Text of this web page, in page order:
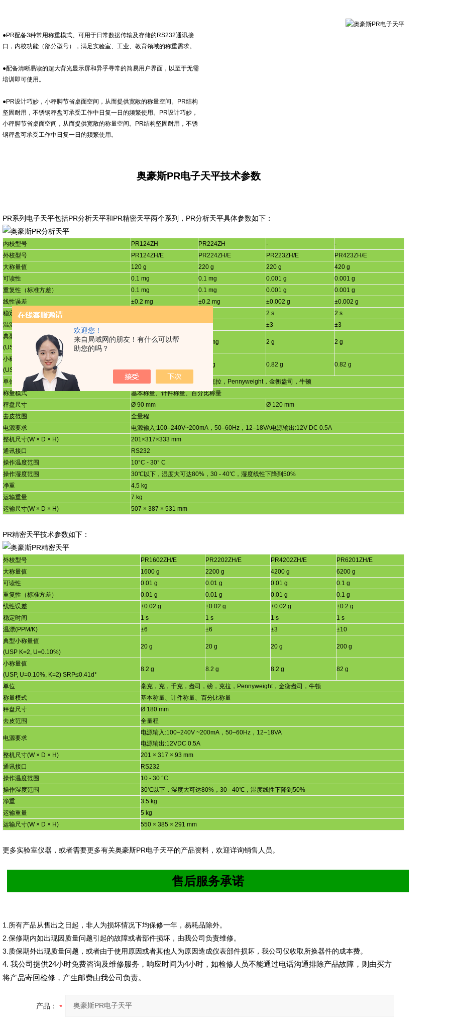
欢迎您！
来自局域网的朋友！有什么可以帮
助您的吗？
●PR配备3种常用称重模式、可用于日常数据传输及存储的 RS232通讯接
口，内校功能（部分型号），满足实验室、工业、教育领域的称重需求。
●配备清晰易读的超大背光显示屏和异乎寻常的简易用户界面，以至于无需
培训即可使用。
●PR设计巧妙，小秤脚节省桌面空间，从而提供宽敞的称量空间。 PR结构
坚固耐用，不锈钢秤盘可承受工作中日复一日的频繁使用。
PR设计巧妙，
小秤脚节省桌面空间，从而提供宽敞的称量空间。
PR结构坚固耐用，不锈
钢秤盘可承受工作中日复一日的频繁使用。
奥豪斯PR电子天平技术参数
PR系列电子天平包括PR分析天平和PR精密天平两个系列， PR分析天平具体参数如下：
内校型号 PR124ZH PR224ZH -
-
外校型号
PR124ZH/E PR224ZH/E PR223ZH/E
PR423ZH/E
大称量值
120 g 220 g 220 g
420 g
可读性
0.1 mg 0.1 mg 0.001 g
0.001 g
重复性（标准方差）
0.1 mg 0.1 mg 0.001 g
0.001 g
线性误差
±0.2 mg ±0.2 mg ±0.002 g ±0.002 g
稳定时间
2 s
2 s
温漂(PPM/K) ±3 ±3 ±3 ±3
典型小称量值
(USP K=2, U=0.10%)
200 mg 200 mg 2 g 2 g
小称量值
(USP, U=0.10%, K=2) SRP
82 mg 0.82 g 0.82 g
单位 毫克，克，千克，盎司，磅，克拉， Pennyweight，金衡盎司，牛顿
称量模式
基本称量、计件称量、百分比称量
秤盘尺寸
Ø 90 mm
Ø 120 mm
去皮范围
全量程
电源要求
电源输入 :100–240V~200mA ， 50–60Hz ， 12–18VA电源输出 :12V DC 0.5A
整机尺寸(W × D × H) 201×317×333 mm
通讯接口
RS232
操作温度范围
10°C - 30° C
操作湿度范围
30℃以下，湿度大可达80% ， 30 - 40℃，湿度线性下降到 50%
净重
4.5 kg
运输重量
7 kg
运输尺寸(W × D × H) 507 × 387 × 531 mm
PR精密天平技术参数如下：
外校型号 PR1602ZH/E PR2202ZH/E PR4202ZH/E
PR6201ZH/E
大称量值
1600 g 2200 g 4200 g
6200 g
可读性
0.01 g 0.01 g 0.01 g
0.1 g
重复性（标准方差）
0.01 g 0.01 g 0.01 g
0.1 g
线性误差
±0.02 g ±0.02 g ±0.02 g ±0.2 g
稳定时间
1 s 1 s 1 s
1 s
温漂(PPM/K) ±6 ±6 ±3 ±10
典型小称量值
(USP K=2, U=0.10%)
20 g 20 g 20 g 200 g
小称量值
(USP, U=0.10%, K=2) SRP≤0.41d*
8.2 g 8.2 g 8.2 g 82 g
单位 毫克，克，千克，盎司，磅，克拉， Pennyweight，金衡盎司，牛顿
称量模式
基本称量、计件称量、百分比称量
秤盘尺寸
Ø 180 mm
去皮范围
全量程
电源要求
电源输入 :100–240V ~200mA ， 50–60Hz ， 12–18VA
电源输出 :12VDC 0.5A
整机尺寸(W × D × H) 201 × 317 × 93 mm
通讯接口
RS232
操作温度范围
10 - 30 °C
操作湿度范围
30℃以下，湿度大可达80% ， 30 - 40℃，湿度线性下降到 50%
净重
3.5 kg
运输重量
5 kg
运输尺寸(W × D × H) 550 × 385 × 291 mm
更多实验室仪器，或者需要更多有关奥豪斯PR电子天平的产品资料，欢迎详询销售人员。
售后服务承诺
1. 所有产品从售出之日起，非人为损坏情况下均保修一年，易耗品除外。
2. 保修期内如出现因质量问题引起的故障或者部件损坏，由我公司负责维修。
3. 质保期外出现质量问题，或者由于使用原因或者其他人为原因造成仪表部件损坏，我公司仅收取所换器件的成本费。
4. 我公司提供24小时免费咨询及维修服务，响应时间为4小时，如检修人员不能通过电话沟通排除产品故障，则由买方
将产品寄回检修，产生邮费由我公司负责。
产品：